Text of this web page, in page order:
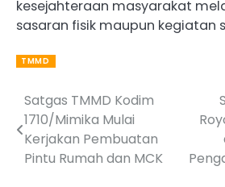
kesejahteraan masyarakat
sasaran fisik maupun kegiatan
TMMD
Post
navigation
Satgas TMMD Kodim
1710/Mimika Mulai
Kerjakan Pembuatan
Pintu Rumah dan MCK